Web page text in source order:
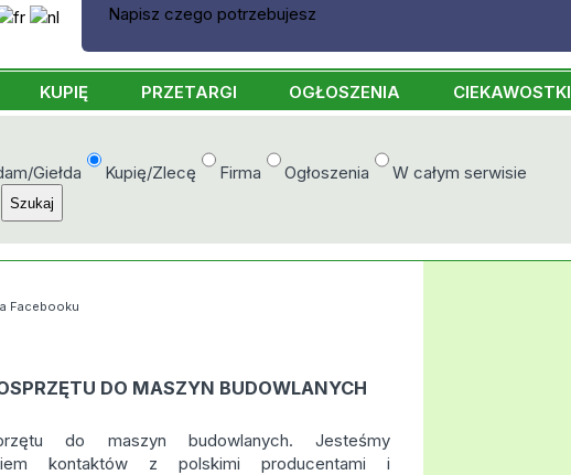
Napisz czego potrzebujesz
KUPIĘ PRZETARGI OGŁOSZENIA CIEKAWOSTKI
Giełda Kupię/Zlecę Firma Ogłoszenia W całym serwisie
Facebooku
DO MASZYN BUDOWLANYCH
do maszyn budowlanych. Jesteśmy
kontaktów z polskimi producentami i